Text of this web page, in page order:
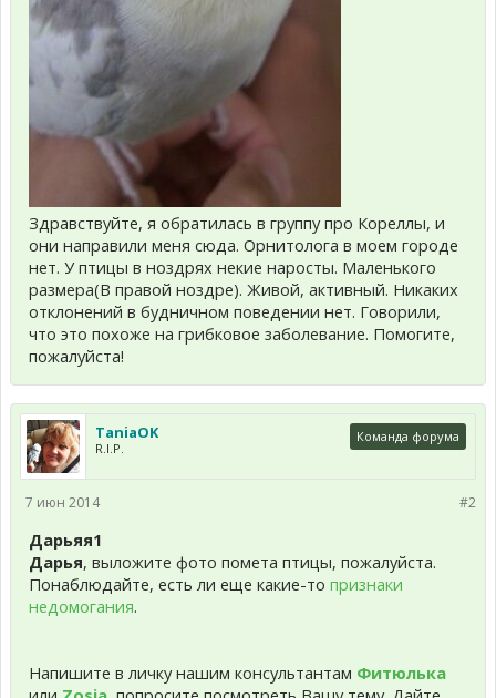
Здравствуйте, я обратилась в группу про Кореллы, и
они направили меня сюда. Орнитолога в моем городе
нет. У птицы в ноздрях некие наросты. Маленького
размера(В правой ноздре). Живой, активный. Никаких
отклонений в будничном поведении нет. Говорили,
что это похоже на грибковое заболевание. Помогите,
пожалуйста!
TaniaOK
R.I.P.
Команда форума
#2
7 июн 2014
Дарьяя1
Дарья, выложите фото помета птицы, пожалуйста.
Понаблюдайте, есть ли еще какие-то признаки
недомогания.
Напишите в личку нашим консультантам Фитюлька